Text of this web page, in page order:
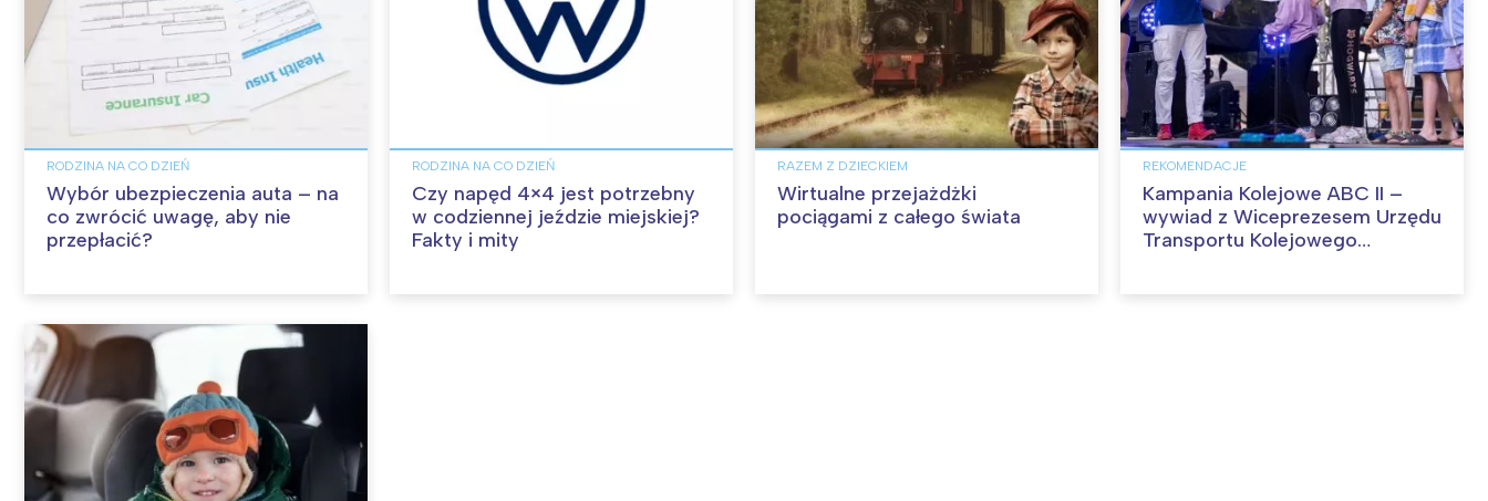
RODZINA NA CO DZIEŃ
Wybór ubezpieczenia auta – na
co zwrócić uwagę, aby nie
przepłacić?
RODZINA NA CO DZIEŃ
Czy napęd 4×4 jest potrzebny
w codziennej jeździe miejskiej?
Fakty i mity
RAZEM Z DZIECKIEM
Wirtualne przejażdżki
pociągami z całego świata
REKOMENDACJE
Kampania Kolejowe ABC II –
wywiad z Wiceprezesem Urzędu
Transportu Kolejowego